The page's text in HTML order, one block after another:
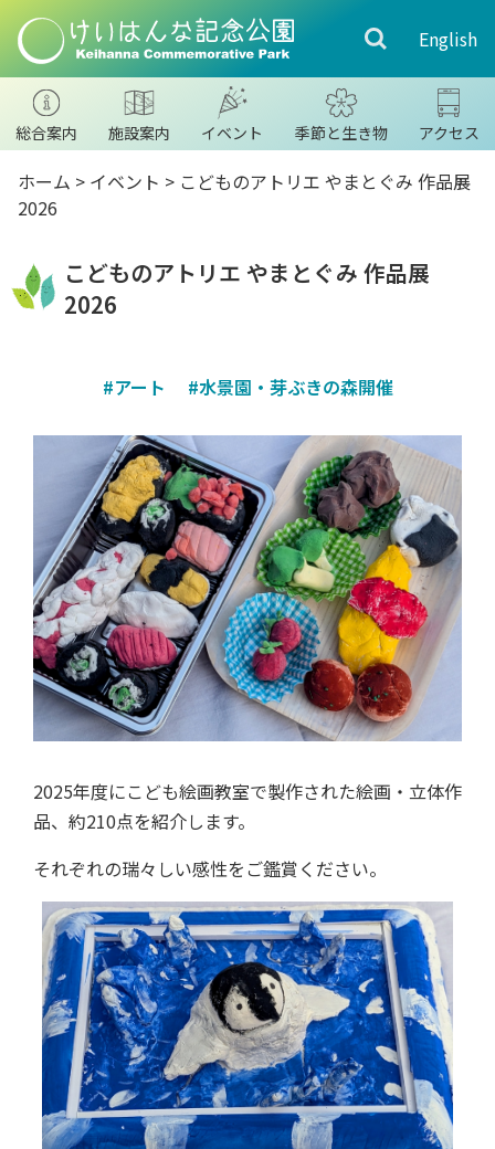
English
総合案内 施設案内 イベント 季節と生き物 アクセス
ホーム > イベント > こどものアトリエ やまとぐみ 作品展
2026
こどものアトリエ やまとぐみ 作品展
2026
#アート #水景園・芽ぶきの森開催
2025年度にこども絵画教室で製作された絵画・立体作
品、約210点を紹介します。
それぞれの瑞々しい感性をご鑑賞ください。